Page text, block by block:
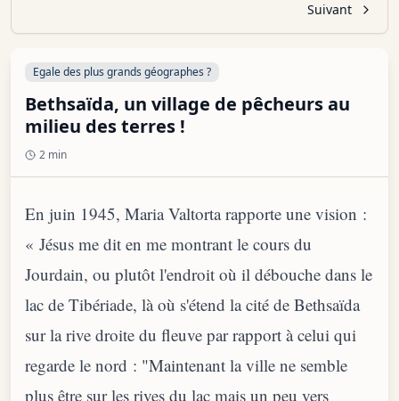
Suivant
Egale des plus grands géographes ?
Bethsaïda, un village de pêcheurs au
milieu des terres !
2 min
En juin 1945, Maria Valtorta rapporte une vision :
« Jésus me dit en me montrant le cours du
Jourdain, ou plutôt l'endroit où il débouche dans le
lac de Tibériade, là où s'étend la cité de Bethsaïda
sur la rive droite du fleuve par rapport à celui qui
regarde le nord : "Maintenant la ville ne semble
plus être sur les rives du lac mais un peu vers